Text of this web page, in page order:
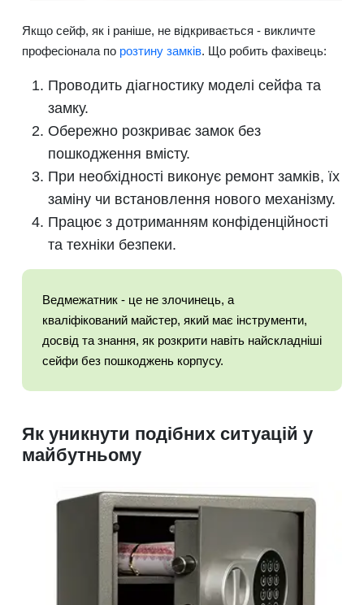
Якщо сейф, як і раніше, не відкривається - викличте
професіонала по розтину замків. Що робить фахівець:
Проводить діагностику моделі сейфа та
замку.
Обережно розкриває замок без
пошкодження вмісту.
При необхідності виконує ремонт замків, їх
заміну чи встановлення нового механізму.
Працює з дотриманням конфіденційності
та техніки безпеки.
Ведмежатник - це не злочинець, а
кваліфікований майстер, який має інструменти,
досвід та знання, як розкрити навіть найскладніші
сейфи без пошкоджень корпусу.
Як уникнути подібних ситуацій у
майбутньому